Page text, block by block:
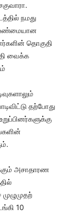
நமது
உண்மையான
தொகுதி
வைக்க
தற்போது
அசாதாரண
10